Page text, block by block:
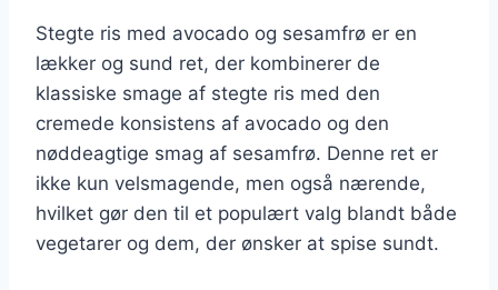
Stegte ris med avocado og sesamfrø er en
lækker og sund ret, der kombinerer de
klassiske smage af stegte ris med den
cremede konsistens af avocado og den
nøddeagtige smag af sesamfrø. Denne ret er
ikke kun velsmagende, men også nærende,
hvilket gør den til et populært valg blandt både
vegetarer og dem, der ønsker at spise sundt.